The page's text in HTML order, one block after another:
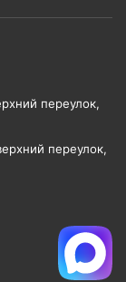
переулок,
переулок,